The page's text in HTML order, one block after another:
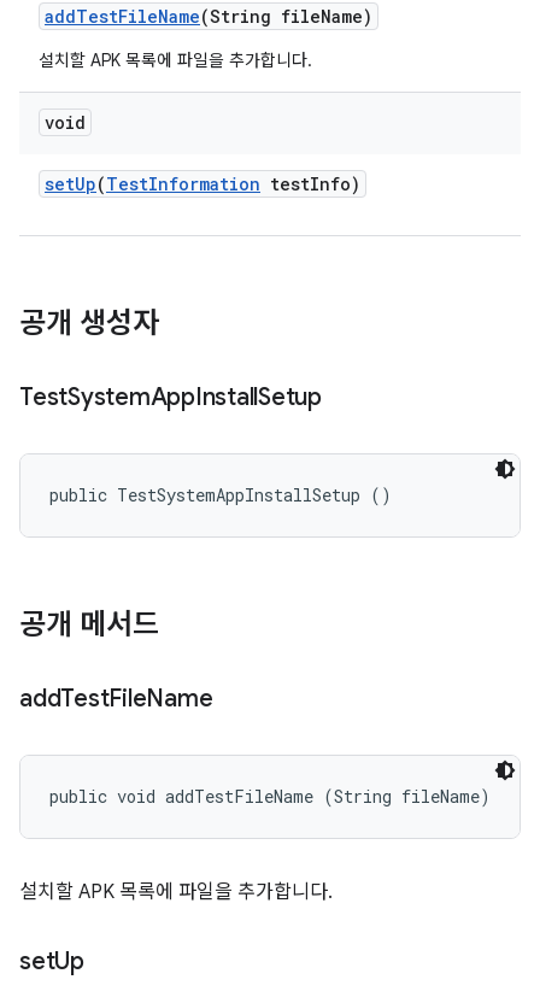
addTestFileName(String fileName)
설치할 APK 목록에 파일을 추가합니다.
void
setUp(TestInformation testInfo)
공개 생성자
TestSystemAppInstallSetup
public TestSystemAppInstallSetup ()
공개 메서드
addTestFileName
public void addTestFileName (String fileName)
설치할 APK 목록에 파일을 추가합니다.
setUp